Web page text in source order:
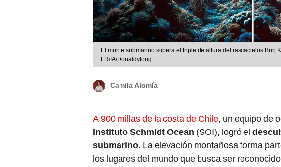
El monte submarino supera el triple de altura del rascacielos Burj
LR/IA/Donaldytong
Instituto Schmidt Ocean(SOI), logró el
submarino. La elevación montañosa forma
los lugares del mundo que busca ser
altamar. La característica que más sorprendió